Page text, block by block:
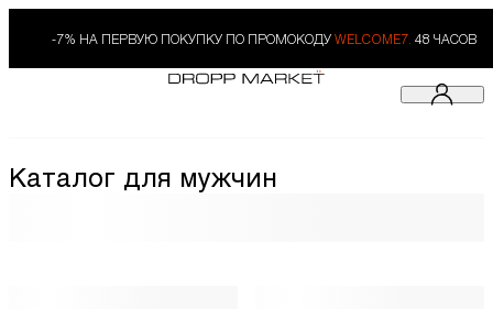
-7% НА ПЕРВУЮ ПОКУПКУ ПО ПРОМОКОДУ WELCOME7. 48 ЧАСОВ
Каталог для мужчин